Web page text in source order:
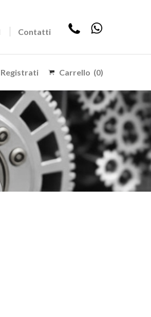
Contatti
Registrati Carrello (0)